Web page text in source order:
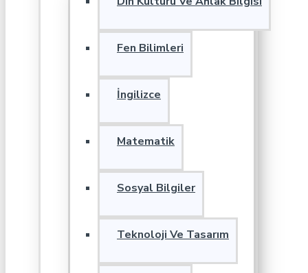
Fen Bilimleri
İngilizce
Matematik
Sosyal Bilgiler
Teknoloji Ve Tasarım